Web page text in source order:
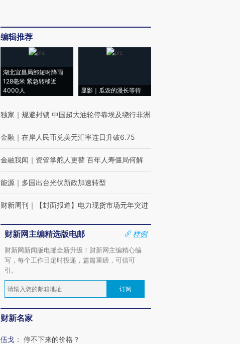
编辑推荐
湖北宜昌局部短时降雨
128毫米 紧急转移近
4000人
显影｜瓜农的漫长等待
独家 ｜ 规避封锁 中国超大油轮停靠埃及绕行非洲
金融 ｜ 在岸人民币兑美元汇率连日升破6.75
金融我闻 ｜ 资管掌舵人更替 百年人寿僵局何解
能源 ｜ 多国出台光伏新政加速转型
财新周刊 ｜ 【封面报道】电力现货市场元年突进
财新网主编精选版电邮
样例
财新网新闻版电邮全新升级！财新网主编精心编
写，每个工作日定时投递，篇篇重磅，可信可
引。
订阅
财新名家
伍戈 ： 停不下来的价格？